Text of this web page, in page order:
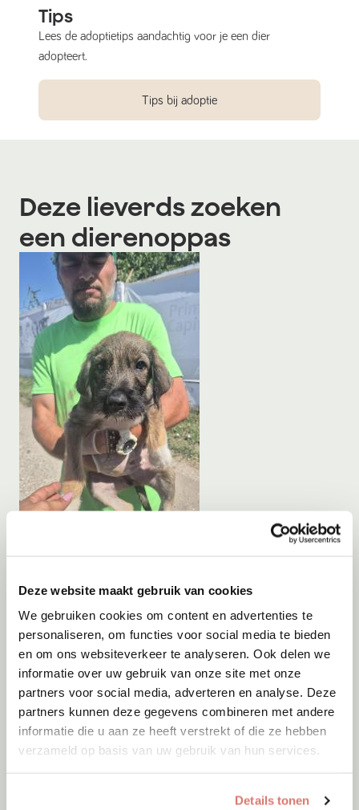
Deze website maakt gebruik van cookies
We gebruiken cookies om content en advertenties te
personaliseren, om functies voor social media te bieden
en om ons websiteverkeer te analyseren. Ook delen we
informatie over uw gebruik van onze site met onze
partners voor social media, adverteren en analyse. Deze
partners kunnen deze gegevens combineren met andere
informatie die u aan ze heeft verstrekt of die ze hebben
verzameld op basis van uw gebruik van hun services.
Details tonen
Tips
Lees de adoptietips aandachtig voor je een dier
adopteert.
Tips bij adoptie
Deze lieverds zoeken
een dierenoppas
Gastgezin Vanaf Augustus 2026
Balou
0